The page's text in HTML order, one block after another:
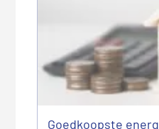
Goedkoopste